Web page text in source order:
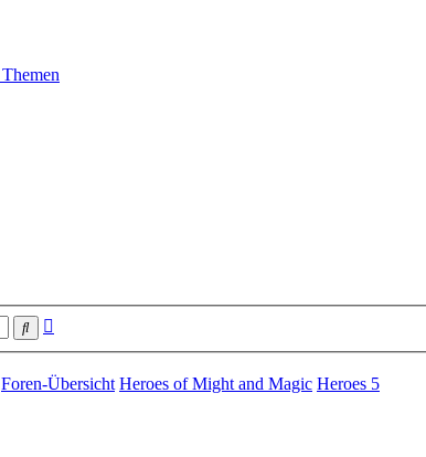
Suche
Foren-Übersicht Heroes of Might and Magic Heroes 5